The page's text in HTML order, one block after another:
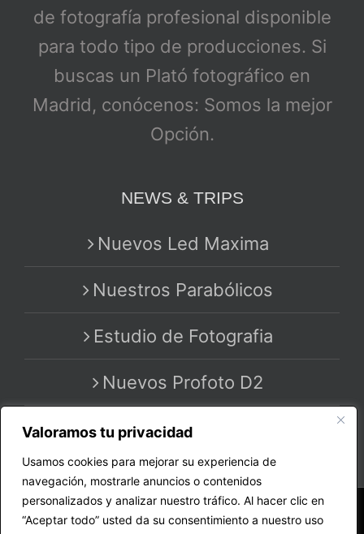
Valoramos tu privacidad
Usamos cookies para mejorar su experiencia de
navegación, mostrarle anuncios o contenidos
personalizados y analizar nuestro tráfico. Al hacer clic en
“Aceptar todo” usted da su consentimiento a nuestro uso
de fotografía profesional disponible
para todo tipo de producciones. Si
buscas un Plató fotográfico en
Madrid, conócenos: Somos la mejor
Opción.
NEWS & TRIPS
Nuevos Led Maxima
Nuestros Parabólicos
Estudio de Fotografia
Nuevos Profoto D2
Copyright 2020 - 2025 | All Rights Reserved | by